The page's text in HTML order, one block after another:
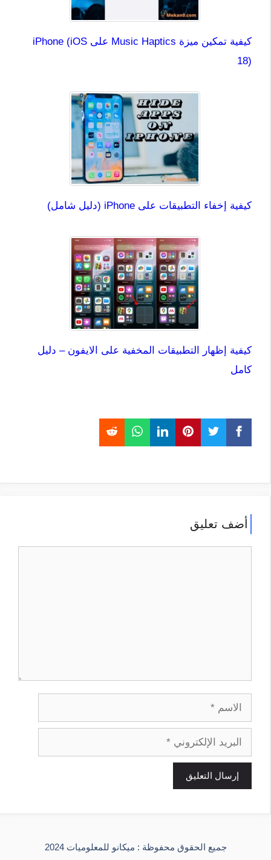
كيفية تمكين ميزة Music Haptics على iPhone (iOS
18)
كيفية إخفاء التطبيقات على iPhone (دليل شامل)
كيفية إظهار التطبيقات المخفية على الايفون – دليل
كامل
أضف تعليق
الاسم
البريد
الإلكتروني
جميع الحقوق محفوظة : ميكانو للمعلوميات 2024